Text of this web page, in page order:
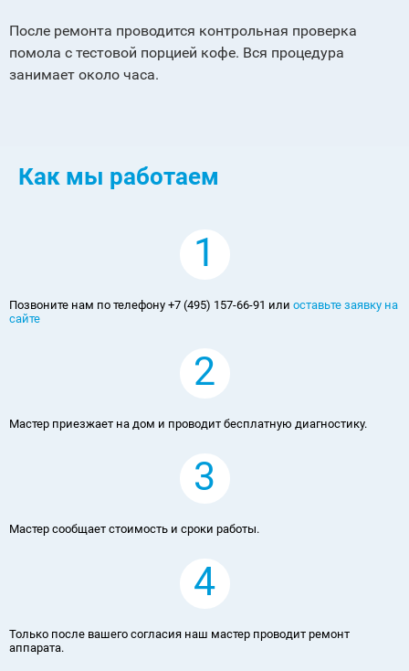
После ремонта проводится контрольная проверка
помола с тестовой порцией кофе. Вся процедура
занимает около часа.
Как мы работаем
1
Позвоните нам по телефону +7 (495) 157-66-91 или оставьте заявку на
сайте
2
Мастер приезжает на дом и проводит бесплатную диагностику.
3
Мастер сообщает стоимость и сроки работы.
4
Только после вашего согласия наш мастер проводит ремонт
аппарата.